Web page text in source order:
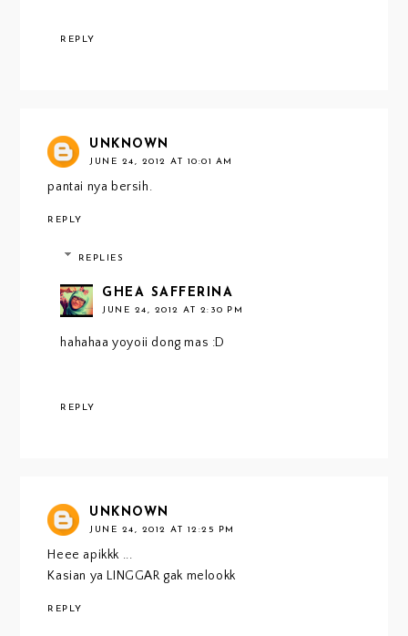
REPLY
UNKNOWN
JUNE 24, 2012 AT 10:01 AM
pantai nya bersih.
REPLY
REPLIES
GHEA SAFFERINA
JUNE 24, 2012 AT 2:30 PM
hahahaa yoyoii dong mas :D
REPLY
UNKNOWN
JUNE 24, 2012 AT 12:25 PM
Heee apikkk ...
Kasian ya LINGGAR gak melookk
REPLY